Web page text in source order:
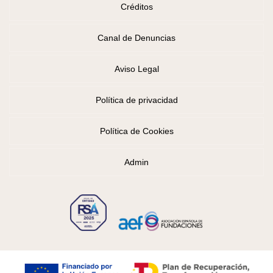
Créditos
Canal de Denuncias
Aviso Legal
Política de privacidad
Política de Cookies
Admin